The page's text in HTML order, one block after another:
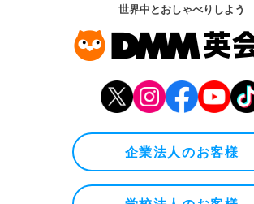
世界中とおしゃべりしよう
企業法人のお客様